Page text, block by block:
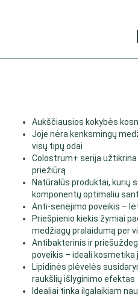
Aukščiausios kokybės
Joje nėra kenksmingų
visų tipų odai
Colostrum+ serija
priežiūrą
Natūralūs produktai, kurių
komponentų optimaliu
Anti-senėjimo poveikis –
Priešpienio kiekis žymiai
medžiagų pralaidumą per
Antibakterinis ir
poveikis – ideali kosmetika
Lipidinės plėvelės
raukšlių išlyginimo efektas
Idealiai tinka ilgalaikiam